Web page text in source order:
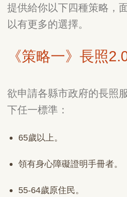
提供給你以下四種策略，
以有更多的選擇。
《策略一》長照
欲申請各縣市政府的長照
下任一標準：
65歲以上。
領有身心障礙證明手冊者。
55-64歲原住民。